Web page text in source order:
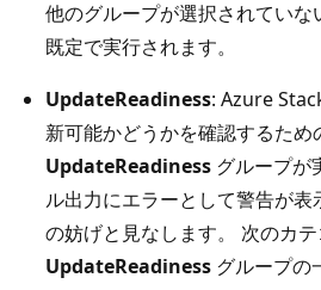
他のグループが選択されてい
既定で実行されます。
UpdateReadiness: Azure
新可能かどうかを確認するため
UpdateReadiness グループが
ル出力にエラーとして警告が
の妨げと見なします。 次のカテ
UpdateReadiness グループの